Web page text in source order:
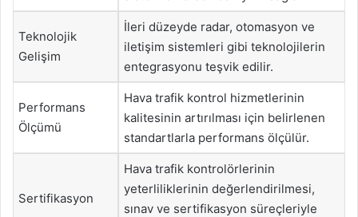
Teknolojik
Gelişim
İleri düzeyde radar, otomasyon ve
iletişim sistemleri gibi teknolojilerin
entegrasyonu teşvik edilir.
Performans
Ölçümü
Hava trafik kontrol hizmetlerinin
kalitesinin artırılması için belirlenen
standartlarla performans ölçülür.
Sertifikasyon
Hava trafik kontrolörlerinin
yeterliliklerinin değerlendirilmesi,
sınav ve sertifikasyon süreçleriyle